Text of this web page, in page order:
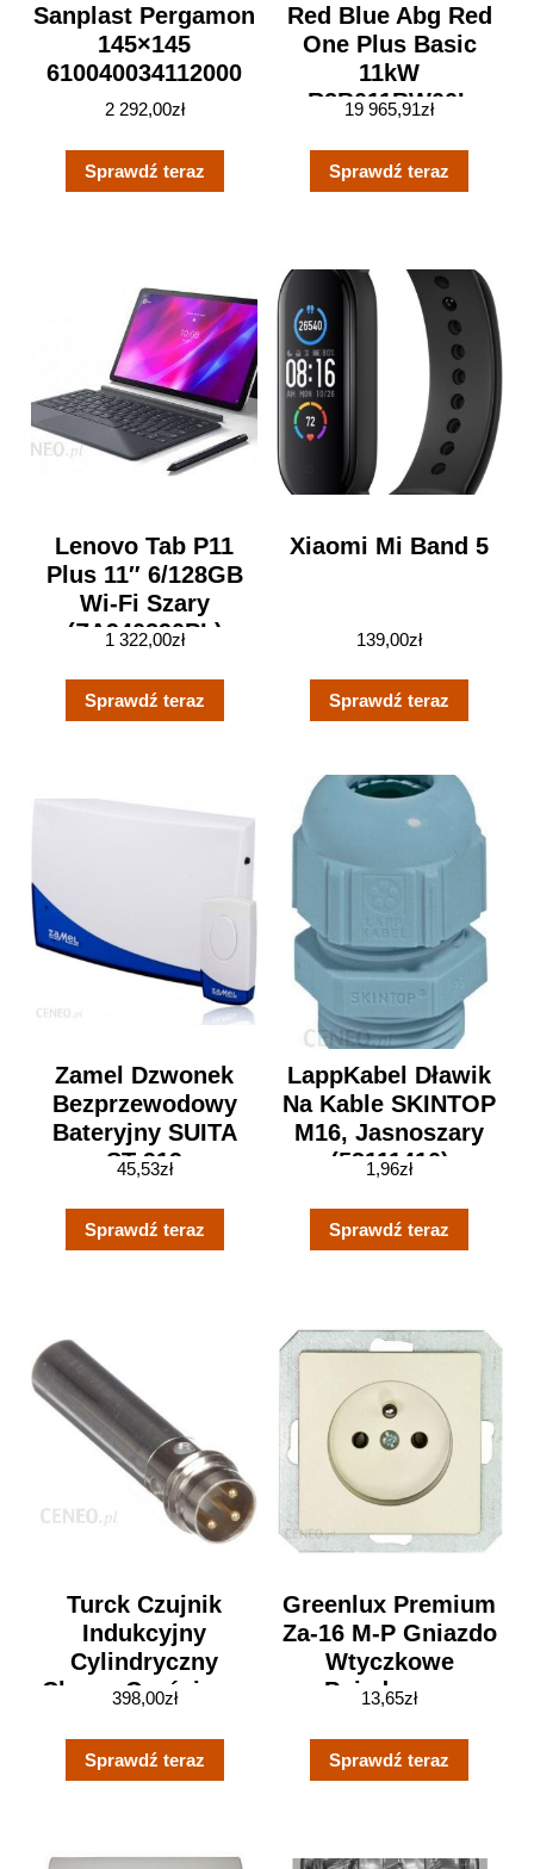
Sanplast Pergamon
145×145
610040034112000
2 292,00zł
Sprawdź teraz
Red Blue Abg Red
One Plus Basic
11kW
R2B011BW00L
19 965,91zł
Sprawdź teraz
Lenovo Tab P11
Plus 11″ 6/128GB
Wi-Fi Szary
(ZA940290PL)
1 322,00zł
Sprawdź teraz
Xiaomi Mi Band 5
139,00zł
Sprawdź teraz
Zamel Dzwonek
Bezprzewodowy
Bateryjny SUITA
ST-919
45,53zł
Sprawdź teraz
LappKabel Dławik
Na Kable SKINTOP
M16, Jasnoszary
(53111410)
1,96zł
Sprawdź teraz
Turck Czujnik
Indukcyjny
Cylindryczny
Chrom Częściowo
(BI3M08AP6X)
398,00zł
Sprawdź teraz
Greenlux Premium
Za-16 M-P Gniazdo
Wtyczkowe
Pojedyncze
13,65zł
Sprawdź teraz